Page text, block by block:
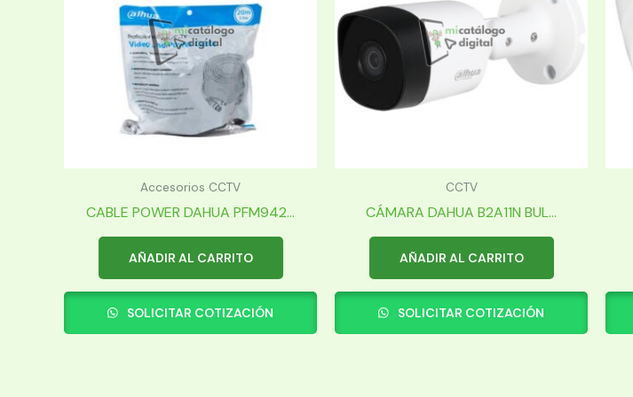
Accesorios CCTV
CABLE POWER DAHUA PFM942...
AÑADIR AL CARRITO
SOLICITAR COTIZACIÓN
CCTV
CÁMARA DAHUA B2A11N BUL...
AÑADIR AL CARRITO
SOLICITAR COTIZACIÓN